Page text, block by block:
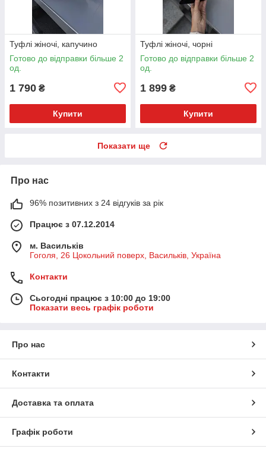
Туфлі жіночі, капучино
Готово до відправки більше 2
од.
1 790 ₴
Купити
Туфлі жіночі, чорні
Готово до відправки більше 2
од.
1 899 ₴
Купити
Показати ще
Про нас
96% позитивних з 24 відгуків за рік
Працює з 07.12.2014
м. Васильків
Гоголя, 26 Цокольний поверх, Васильків, Україна
Контакти
Сьогодні працює з 10:00 до 19:00
Показати весь графік роботи
Про нас
Контакти
Доставка та оплата
Графік роботи